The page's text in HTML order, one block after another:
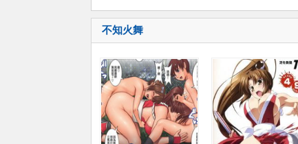
不知火舞